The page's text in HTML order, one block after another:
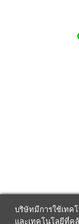
ข้อ
บริษัทมีการใช้เทค
และเทคโนโลยีที่ค